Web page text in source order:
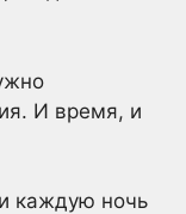
И время, и
каждую ночь